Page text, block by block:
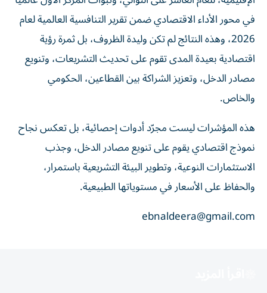
في محور الأداء الاقتصادي ضمن تقرير التنافسية العالمية لعام
2026، وهذه النتائج لم تكن وليدة الظروف، بل ثمرة رؤية
اقتصادية بعيدة المدى تقوم على تحديث التشريعات، وتنويع
مصادر الدخل، وتعزيز الشراكة بين القطاعين، الحكومي
والخاص.
هذه المؤشرات ليست مجرّد أدوات إحصائية، بل تعكس نجاح
نموذج اقتصادي يقوم على تنويع مصادر الدخل، وجذب
الاستثمارات النوعية، وتطوير البيئة التشريعية باستمرار،
والحفاظ على الأسعار في مستوياتها الطبيعية.
ebnaldeera@gmail.com